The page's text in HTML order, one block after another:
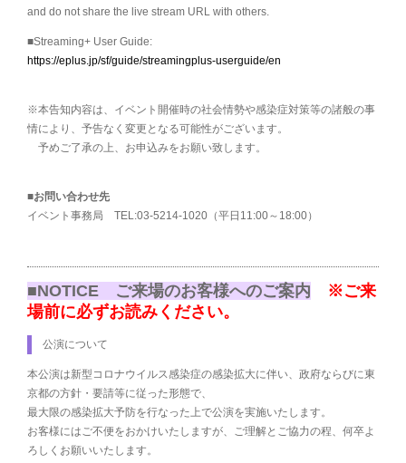
and do not share the live stream URL with others.
■Streaming+ User Guide:
https://eplus.jp/sf/guide/streamingplus-userguide/en
※本告知内容は、イベント開催時の社会情勢や感染症対策等の諸般の事
情により、予告なく変更となる可能性がございます。
予めご了承の上、お申込みをお願い致します。
■お問い合わせ先
イベント事務局 TEL:03-5214-1020（平日11:00～18:00）
■NOTICE ご来場のお客様へのご案内 ※ご来
場前に必ずお読みください。
公演について
本公演は新型コロナウイルス感染症の感染拡大に伴い、政府ならびに東
京都の方針・要請等に従った形態で、
最大限の感染拡大予防を行なった上で公演を実施いたします。
お客様にはご不便をおかけいたしますが、ご理解とご協力の程、何卒よ
ろしくお願いいたします。